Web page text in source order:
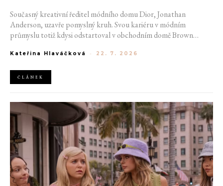
Současný kreativní ředitel módního domu Dior, Jonathan
Anderson, uzavře pomyslný kruh. Svou kariéru v módním
průmyslu totiž kdysi odstartoval v obchodním domě Brown
jedné z největších luxusních značek světa. V prosinci totiž v
Fall 2027.
Kateřina Hlaváčková - 22. 7. 2026
ČLÁNEK